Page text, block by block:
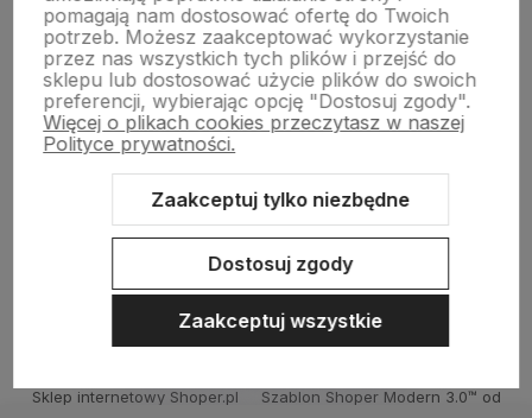
SKLEPOWY NIEZBĘDNIK
BAZA WIEDZY
Sklep internetowy Shoper.pl Szablon Shoper Modern 3.0™ od
pomagają nam dostosować ofertę do Twoich
potrzeb. Możesz zaakceptować wykorzystanie
przez nas wszystkich tych plików i przejść do
sklepu lub dostosować użycie plików do swoich
preferencji, wybierając opcję "Dostosuj zgody".
Więcej o plikach cookies przeczytasz w naszej
Polityce prywatności.
Zaakceptuj tylko niezbędne
Dostosuj zgody
Zaakceptuj wszystkie